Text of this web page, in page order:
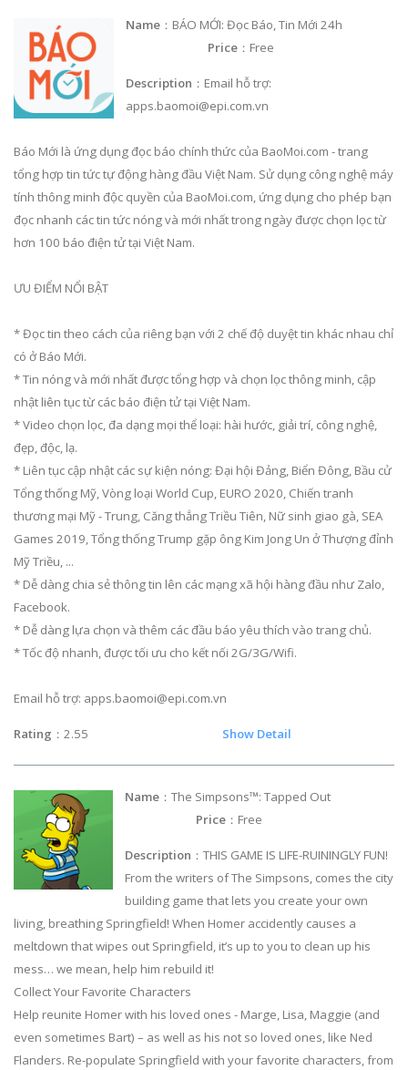
Name ：BÁO MỚI: Đọc Báo, Tin Mới 24h
Price ：Free
Description ：Email hỗ trợ:
apps.baomoi@epi.com.vn
Báo Mới là ứng dụng đọc báo chính thức của BaoMoi.com - trang
tổng hợp tin tức tự động hàng đầu Việt Nam. Sử dụng công nghệ máy
tính thông minh độc quyền của BaoMoi.com, ứng dụng cho phép bạn
đọc nhanh các tin tức nóng và mới nhất trong ngày được chọn lọc từ
hơn 100 báo điện tử tại Việt Nam.
ƯU ĐIỂM NỔI BẬT
* Đọc tin theo cách của riêng bạn với 2 chế độ duyệt tin khác nhau chỉ
có ở Báo Mới.
* Tin nóng và mới nhất được tổng hợp và chọn lọc thông minh, cập
nhật liên tục từ các báo điện tử tại Việt Nam.
* Video chọn lọc, đa dạng mọi thể loại: hài hước, giải trí, công nghệ,
đẹp, độc, lạ.
* Liên tục cập nhật các sự kiện nóng: Đại hội Đảng, Biển Đông, Bầu cử
Tổng thống Mỹ, Vòng loại World Cup, EURO 2020, Chiến tranh
thương mại Mỹ - Trung, Căng thẳng Triều Tiên, Nữ sinh giao gà, SEA
Games 2019, Tổng thống Trump gặp ông Kim Jong Un ở Thượng đỉnh
Mỹ Triều, ...
* Dễ dàng chia sẻ thông tin lên các mạng xã hội hàng đầu như Zalo,
Facebook.
* Dễ dàng lựa chọn và thêm các đầu báo yêu thích vào trang chủ.
* Tốc độ nhanh, được tối ưu cho kết nối 2G/3G/Wifi.
Email hỗ trợ: apps.baomoi@epi.com.vn
Rating ：2.55 Show Detail
Name ：The Simpsons™: Tapped Out
Price ：Free
Description ：THIS GAME IS LIFE-RUININGLY FUN!
From the writers of The Simpsons, comes the city
building game that lets you create your own
living, breathing Springfield! When Homer accidently causes a
meltdown that wipes out Springfield, it’s up to you to clean up his
mess… we mean, help him rebuild it!
Collect Your Favorite Characters
Help reunite Homer with his loved ones - Marge, Lisa, Maggie (and
even sometimes Bart) – as well as his not so loved ones, like Ned
Flanders. Re-populate Springfield with your favorite characters, from